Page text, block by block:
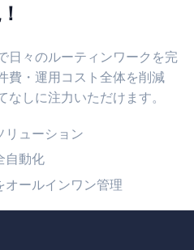
日々のルーティンワークを完
費・運用コスト全体を削減
しに注力いただけます。
リューション
自動化
ールインワン管理